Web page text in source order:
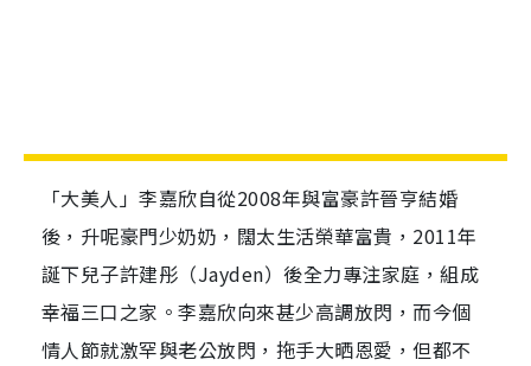
「大美人」李嘉欣自從2008年與富豪許晉亨結婚
後，升呢豪門少奶奶，闊太生活榮華富貴，2011年
誕下兒子許建彤（Jayden）後全力專注家庭，組成
幸福三口之家。李嘉欣向來甚少高調放閃，而今個
情人節就激罕與老公放閃，拖手大晒恩愛，但都不